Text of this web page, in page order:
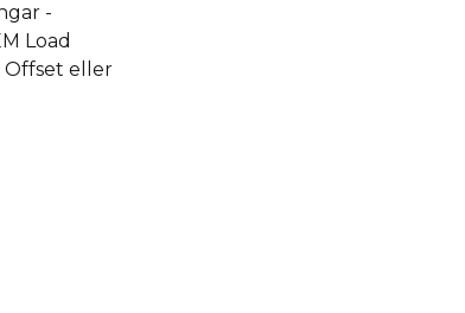
-
Load
Offset eller